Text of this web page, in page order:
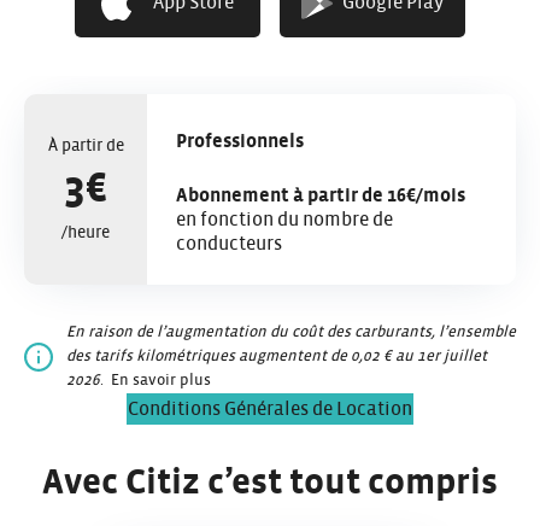
Pour les professionnels
À partir de
3€
/heure
Professionnels
Abonnement à partir de 16€/mois
en fonction du nombre de
conducteurs
En raison de l’augmentation du coût des carburants, l’ensemble
des tarifs kilométriques augmentent de 0,02 € au 1er juillet
2026. En savoir plus
Conditions Générales de Location
Avec Citiz c’est tout compris